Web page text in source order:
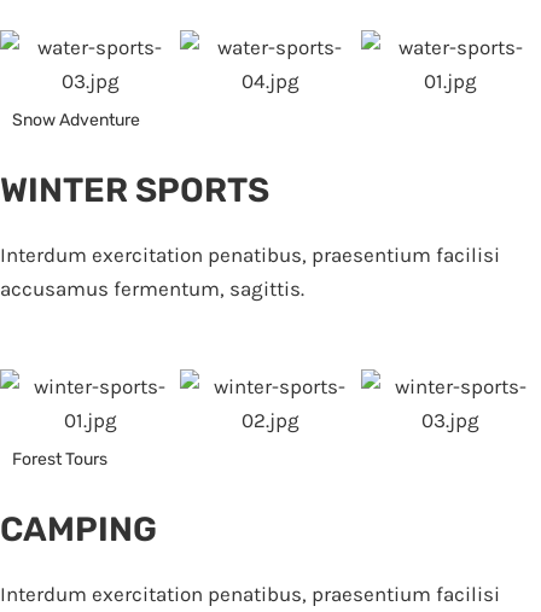
Snow Adventure
WINTER SPORTS
Interdum exercitation penatibus, praesentium facilisi
accusamus fermentum, sagittis.
Forest Tours
CAMPING
Interdum exercitation penatibus, praesentium facilisi